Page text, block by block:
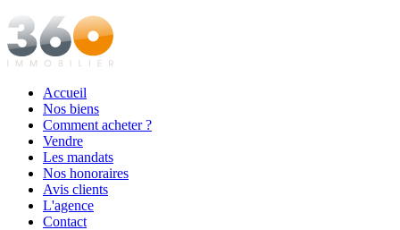
Accueil
Nos biens
Comment acheter ?
Vendre
Les mandats
Nos honoraires
Avis clients
L'agence
Contact